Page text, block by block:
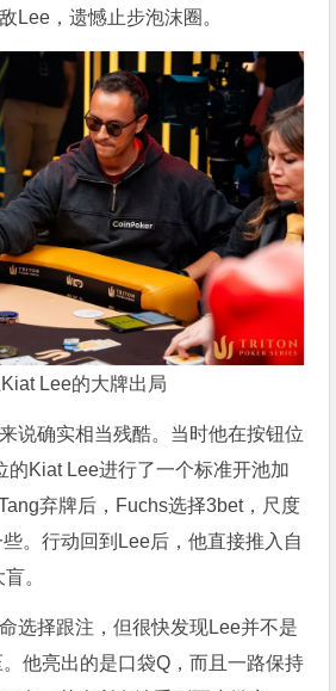
Lee，遗憾止步泡沫圈。
Lee的大牌出局
说确实相当残酷。当时他在按钮位
Kiat Lee进行了一个标准开池加
弃牌后，Fuchs选择3bet，尺度
。行动回到Lee后，他直接推入自
。
选择跟注，但很快发现Lee并不是
他亮出的是口袋Q，而且一路保持